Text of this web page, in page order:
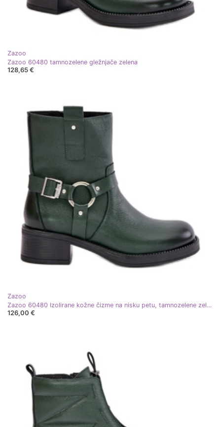
Zazoo
Zazoo 60480 tamnozelene gležnjače zelena
128,65 €
Zazoo
Zazoo 60480 Izolirane kožne čizme na nisku petu, tamnozelene zelena
126,00 €